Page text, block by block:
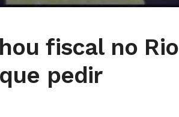
fiscal no Rio
pedir